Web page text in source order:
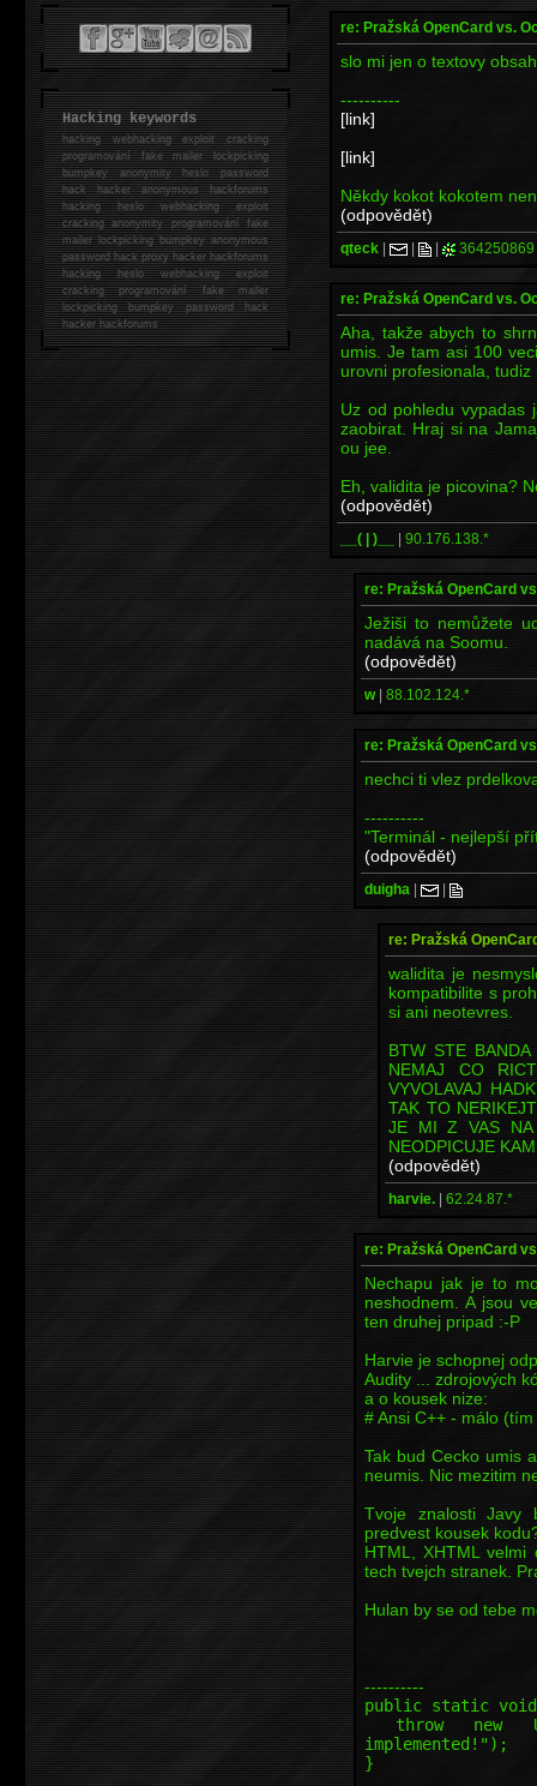
re: Pražská OpenCard vs.
slo mi jen o textovy
----------
[link]
[link]
Někdy kokot kokotem
(odpovědět)
qteck | | | 364250869
re: Pražská OpenCard vs.
Aha, takže abych to
umis. Je tam asi 100
urovni profesionala,
Uz od pohledu vypadas
zaobirat. Hraj si na
ou jee.
Eh, validita je picovina?
(odpovědět)
__( | )__ | 90.176.138.*
re: Pražská OpenCard
Ježiši to nemůžete
nadává na Soomu.
(odpovědět)
w| 88.102.124.*
re: Pražská OpenCard
nechci ti vlez
----------
"Terminál - nejlepší
(odpovědět)
duigha | |
re: Pražská
walidita je
kompatibilite s
si ani neotevres.
BTW STE
NEMAJ CO
VYVOLAVAJ
TAK TO
JE MI Z VAS NA
NEODPICUJE
(odpovědět)
harvie. | 62.24.87.*
re: Pražská OpenCard
Nechapu jak je to
neshodnem. A jsou
ten druhej pripad :-P
Harvie je schopnej
Audity ... zdrojových
a o kousek nize:
# Ansi C++ - málo
Tak bud Cecko umis
neumis. Nic mezitim
Tvoje znalosti Javy
predvest kousek
HTML, XHTML
tech tvejch stranek.
Hulan by se od tebe
----------
public static
throw new
implemented!");
}
Hacking keywords
hackingwebhacking exploit cracking
programování fake mailer lockpicking
bumpkey anonymity heslo password
hackhacker anonymous hackforums
hackingheslo webhacking exploit
cracking anonymity programování fake
mailer lockpicking bumpkey anonymous
password hack proxy hacker hackforums
hacking heslo webhacking exploit
cracking programování fake mailer
lockpicking bumpkey password hack
hackerhackforums